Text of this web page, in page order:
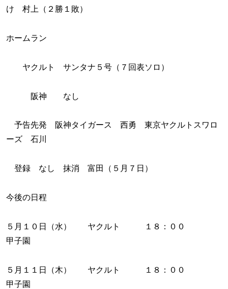
け 村上（２勝１敗）
ホームラン
ヤクルト サンタナ５号（７回表ソロ）
阪神 なし
予告先発 阪神タイガース 西勇 東京ヤクルトスワロ
ーズ 石川
登録 なし 抹消 富田（５月７日）
今後の日程
５月１０日（水） ヤクルト １８：００
甲子園
５月１１日（木） ヤクルト １８：００
甲子園